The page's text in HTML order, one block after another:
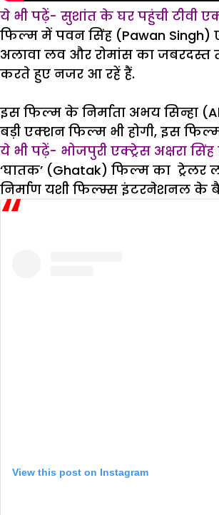
ये भी पढ़ें- सुशांत के घर पहुंची टीवी
फिल्म में पवन सिंह (Pawan
अलावा लव और रोमांस का जबरदस्त
करते हुए नजर आ रहें हैं.
इस फिल्म के निर्माता अभय सिन्हा
बड़ी एक्‍शन फिल्म भी होगी, इस
ये भी पढ़ें- भोजपुरी एक्ट्रेस अक्षरा
‘घातक’ (Ghatak) फिल्म का ट्रेलर
निर्माण यशी फिल्म्स इंटरनेशनल के
View this post on Instagram